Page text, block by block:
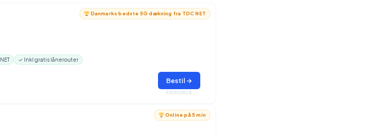
Danmarks bedste 5G dækning fra TDC NET
✓ Inkl gratis lånerouter
Bestil →
ANNONCE
Online på 5 min